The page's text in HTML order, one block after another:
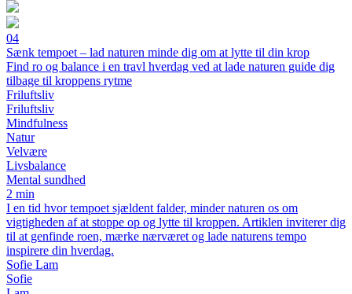
04
Sænk tempoet – lad naturen minde dig om at lytte til din krop
Find ro og balance i en travl hverdag ved at lade naturen guide dig
tilbage til kroppens rytme
Friluftsliv
Friluftsliv
Mindfulness
Natur
Velvære
Livsbalance
Mental sundhed
2 min
I en tid hvor tempoet sjældent falder, minder naturen os om
vigtigheden af at stoppe op og lytte til kroppen. Artiklen inviterer dig
til at genfinde roen, mærke nærværet og lade naturens tempo
inspirere din hverdag.
Sofie Lam
Sofie